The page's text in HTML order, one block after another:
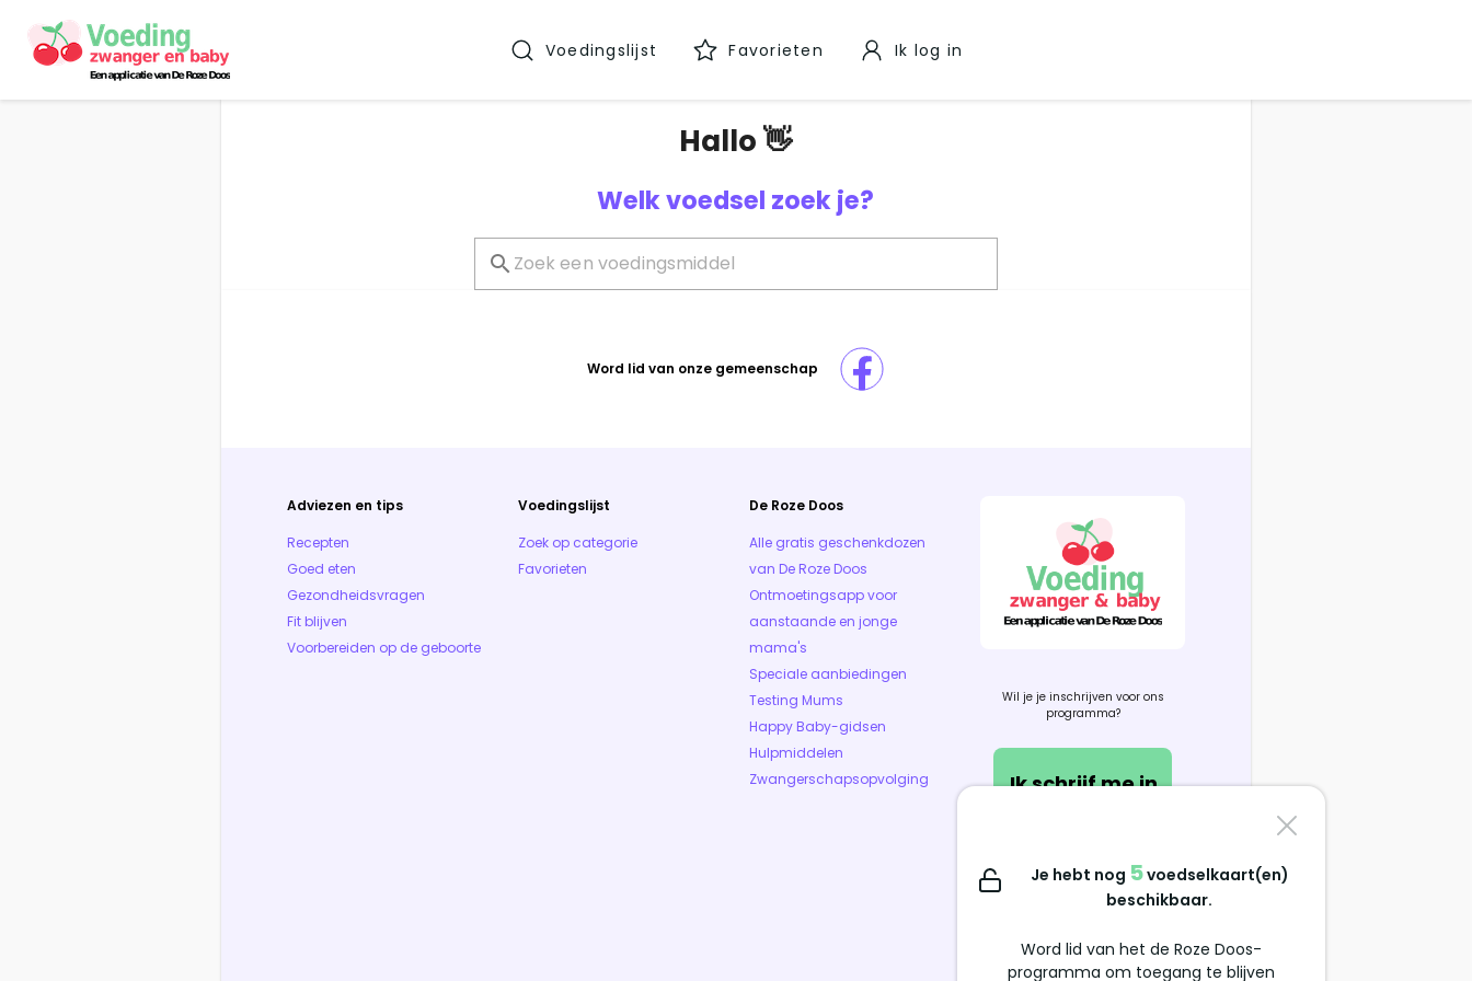
Voedingslijst Favorieten Ik log in
Hallo 👋
Welk voedsel zoek je?
Word lid van onze gemeenschap
Adviezen en tips
Recepten
Goed eten
Gezondheidsvragen
Fit blijven
Voorbereiden op de geboorte
Voedingslijst
Zoek op categorie
Favorieten
De Roze Doos
Alle gratis geschenkdozen
van De Roze Doos
Ontmoetingsapp voor
aanstaande en jonge
mama's
Speciale aanbiedingen
Testing Mums
Happy Baby-gidsen
Hulpmiddelen
Zwangerschapsopvolging
Wil je je inschrijven voor ons
programma?
Ik schrijf me in
Contacteer ons
support@alimentation-
Je hebt nog 5voedselkaart(en)
beschikbaar.
Word lid van het de Roze Doos-
programma om toegang te blijven